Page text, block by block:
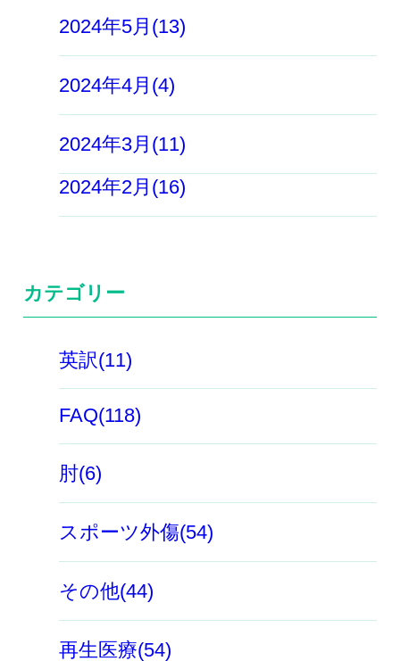
2024年5月(13)
2024年4月(4)
2024年3月(11)
2024年2月(16)
カテゴリー
英訳(11)
FAQ(118)
肘(6)
スポーツ外傷(54)
その他(44)
再生医療(54)